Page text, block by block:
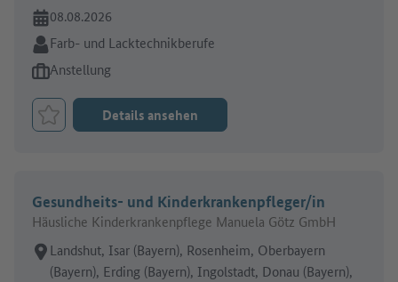
Online seit:
08.08.2026
Branche:
Farb- und Lacktechnikberufe
Art des Jobangebots:
Anstellung
Job merken
Details ansehen
Gesundheits- und Kinderkrankenpfleger/in
Häusliche Kinderkrankenpflege Manuela Götz GmbH
Arbeitsort:
Landshut, Isar (Bayern), Rosenheim, Oberbayern
(Bayern), Erding (Bayern), Ingolstadt, Donau (Bayern),